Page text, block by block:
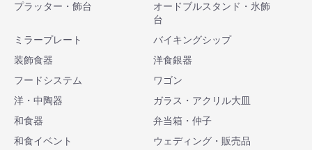
プラッター・飾台
オードブルスタンド・氷飾
台
ミラープレート
バイキングシップ
装飾食器
洋食銀器
フードシステム
ワゴン
洋・中陶器
ガラス・アクリル大皿
和食器
弁当箱・仲子
和食イベント
ウェディング・販売品